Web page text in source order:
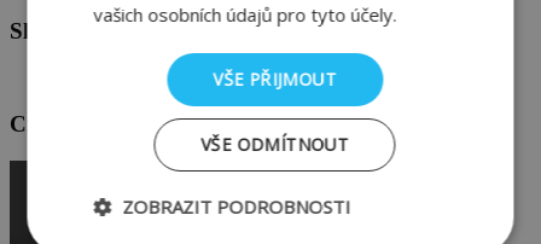
Sledujte nás také na Facebooku
Cihla jako dobrá investice
vašich osobních údajů pro tyto účely.
VŠE PŘIJMOUT
VŠE ODMÍTNOUT
ZOBRAZIT PODROBNOSTI